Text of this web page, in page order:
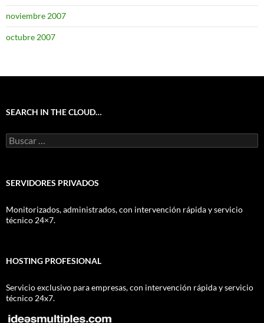
noviembre 2007
octubre 2007
SEARCH IN THE CLOUD…
Buscar:
SERVIDORES PRIVADOS
Monitorizados, administrados, con intervención rápida y servicio
técnico 24×7.
HOSTING PROFESIONAL
Servicio exclusivo para empresas, con intervención rápida y servicio
técnico 24x7.